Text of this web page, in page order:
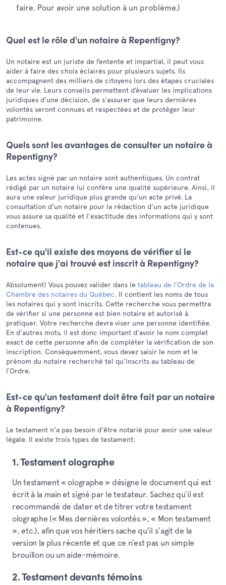
faire. Pour avoir une solution à un problème.)
Quel est le rôle d'un notaire à Repentigny?
Un notaire est un juriste de l’entente et impartial, il peut vous
aider à faire des choix éclairés pour plusieurs sujets. Ils
accompagnent des milliers de citoyens lors des étapes cruciales
de leur vie. Leurs conseils permettent d’évaluer les implications
juridiques d’une décision, de s’assurer que leurs dernières
volontés seront connues et respectées et de protéger leur
patrimoine.
Quels sont les avantages de consulter un notaire à
Repentigny?
Les actes signé par un notaire sont authentiques. Un contrat
rédigé par un notaire lui confère une qualité supérieure. Ainsi, il
aura une valeur juridique plus grande qu'un acte privé. La
consultation d'un notaire pour la rédaction d'un acte juridique
vous assure sa qualité et l'exactitude des informations qui y sont
contenues.
Est-ce qu'il existe des moyens de vérifier si le
notaire que j'ai trouvé est inscrit à Repentigny?
Absolument! Vous pouvez valider dans le tableau de l’Ordre de la
Chambre des notaires du Québec. Il contient les noms de tous
les notaires qui y sont inscrits. Cette recherche vous permettra
de vérifier si une personne est bien notaire et autorisé à
pratiquer. Votre recherche devra viser une personne identifiée.
En d'autres mots, il est donc important d'avoir le nom complet
exact de cette personne afin de compléter la vérification de son
inscription. Conséquemment, vous devez saisir le nom et le
prénom du notaire recherché tel qu’inscrits au tableau de
l’Ordre.
Est-ce qu'un testament doit être fait par un notaire
à Repentigny?
Le testament n'a pas besoin d'être notarié pour avoir une valeur
légale. Il existe trois types de testament:
1. Testament olographe
Un testament « olographe » désigne le document qui est
écrit à la main et signé par le testateur. Sachez qu’il est
recommandé de dater et de titrer votre testament
olographe (« Mes dernières volontés », « Mon testament
», etc.), afin que vos héritiers sache qu’il s’agit de la
version la plus récente et que ce n’est pas un simple
brouillon ou un aide-mémoire.
2. Testament devants témoins